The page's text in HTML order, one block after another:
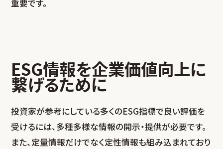
重要です。
ESG情報を企業価値向上に
繋げるために
投資家が参考にしている多くのESG指標で良い評価を
受けるには、多種多様な情報の開示・提供が必要です。
また、定量情報だけでなく定性情報も組み込まれており